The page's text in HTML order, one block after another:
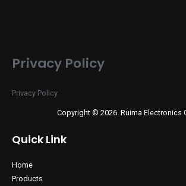
Privacy Policy
Privacy Policy
Copyright © 2026 Ruima Electronics
Quick Link
Home
Products